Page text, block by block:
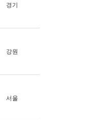
경기
강원
서울